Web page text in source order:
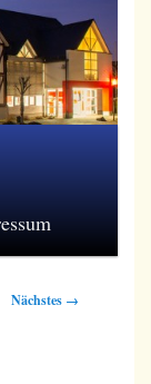
e.V.
Nächstes →